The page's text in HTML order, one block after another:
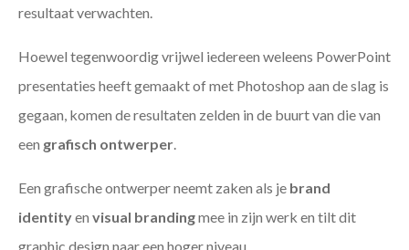
resultaat verwachten.
Hoewel tegenwoordig vrijwel iedereen weleens PowerPoint
presentaties heeft gemaakt of met Photoshop aan de slag is
gegaan, komen de resultaten zelden in de buurt van die van
een grafisch ontwerper
Een grafische ontwerper neemt zaken als je brand
identityen visual brandingmee in zijn werk en tilt dit
graphic design naar een hoger niveau.